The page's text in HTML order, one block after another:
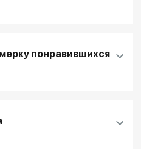
или для запроса
перед покупкой
для уточнения
понравившихся